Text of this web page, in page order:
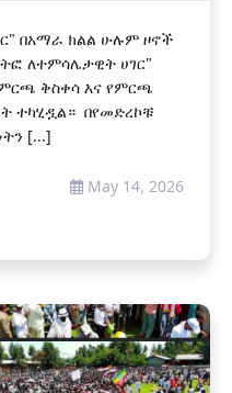
በአማራ ክልል ሁሉም ዞኖች
ለተምሳሌታዊት ሀገር"
ቅስቀሳ እና የምርጫ
ተካሂዷል። በየመድረኮቹ
[...]
May 14, 2026